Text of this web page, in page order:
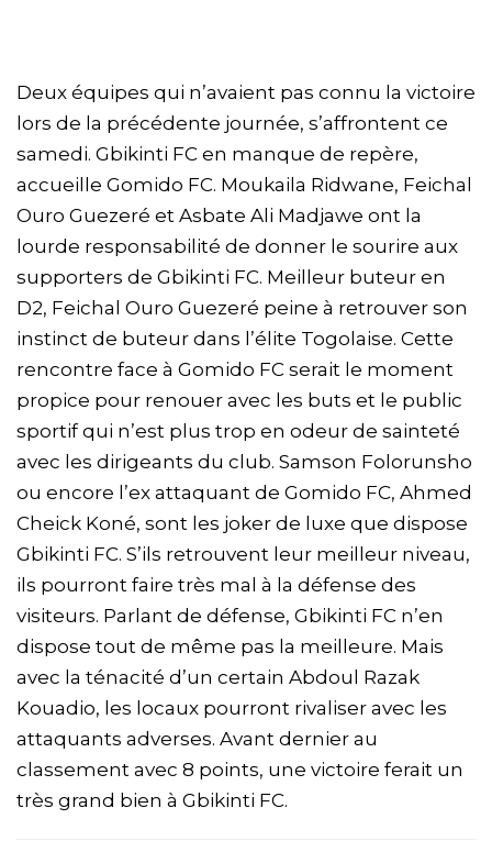
Deux équipes qui n’avaient pas connu la victoire
lors de la précédente journée, s’affrontent ce
samedi. Gbikinti FC en manque de repère,
accueille Gomido FC. Moukaila Ridwane, Feichal
Ouro Guezeré et Asbate Ali Madjawe ont la
lourde responsabilité de donner le sourire aux
supporters de Gbikinti FC. Meilleur buteur en
D2, Feichal Ouro Guezeré peine à retrouver son
instinct de buteur dans l’élite Togolaise. Cette
rencontre face à Gomido FC serait le moment
propice pour renouer avec les buts et le public
sportif qui n’est plus trop en odeur de sainteté
avec les dirigeants du club. Samson Folorunsho
ou encore l’ex attaquant de Gomido FC, Ahmed
Cheick Koné, sont les joker de luxe que dispose
Gbikinti FC. S’ils retrouvent leur meilleur niveau,
ils pourront faire très mal à la défense des
visiteurs. Parlant de défense, Gbikinti FC n’en
dispose tout de même pas la meilleure. Mais
avec la ténacité d’un certain Abdoul Razak
Kouadio, les locaux pourront rivaliser avec les
attaquants adverses. Avant dernier au
classement avec 8 points, une victoire ferait un
très grand bien à Gbikinti FC.